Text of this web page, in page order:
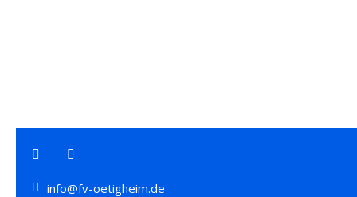
info@fv-oetigheim.de